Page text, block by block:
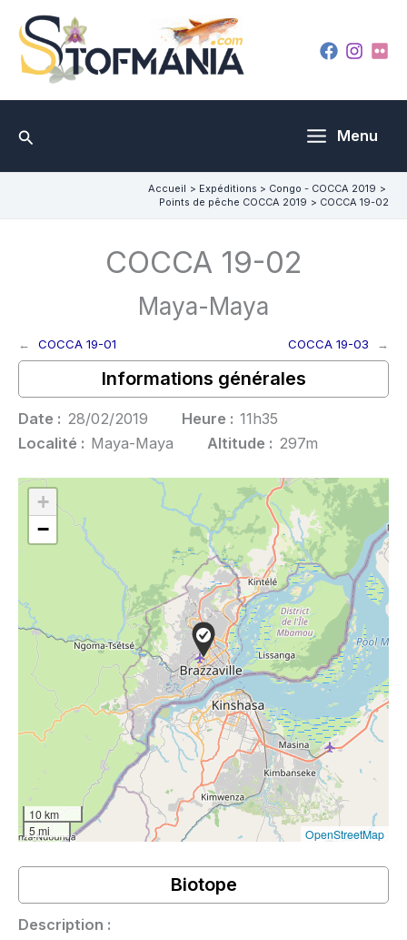
contenu
Rechercher Menu
Accueil Expéditions
Congo - COCCA 2019
Points de pêche COCCA 2019
COCCA 19-02
COCCA 19-02
Maya-Maya
← COCCA 19-01 COCCA 19-03 →
Informations générales
Date : 28/02/2019 Heure : 11h35
Localité : Maya-Maya Altitude : 297m
+
−
10 km
5 mi
OpenStreetMap
Biotope
Description :